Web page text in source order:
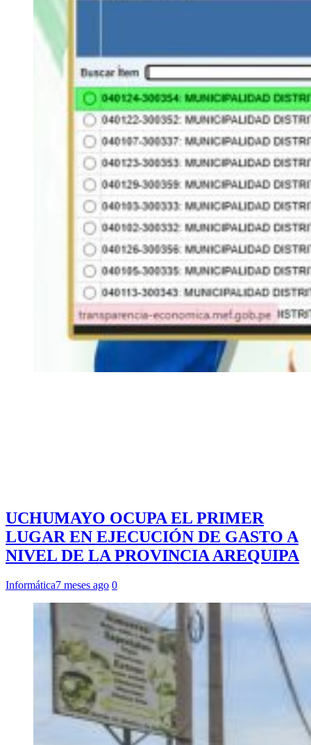
UCHUMAYO OCUPA EL PRIMER
LUGAR EN EJECUCIÓN DE GASTO A
NIVEL DE LA PROVINCIA AREQUIPA
Informática7 meses ago 0